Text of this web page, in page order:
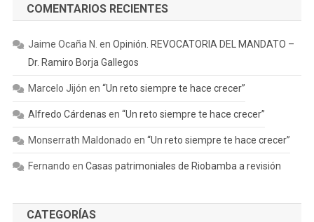
COMENTARIOS RECIENTES
Jaime Ocaña N. en Opinión. REVOCATORIA DEL MANDATO –
Dr. Ramiro Borja Gallegos
Marcelo Jijón en “Un reto siempre te hace crecer”
Alfredo Cárdenas en “Un reto siempre te hace crecer”
Monserrath Maldonado en “Un reto siempre te hace crecer”
Fernando en Casas patrimoniales de Riobamba a revisión
CATEGORÍAS